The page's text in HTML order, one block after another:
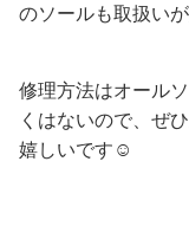
のソールも取扱い
修理方法はオール
くはないので、ぜ
嬉しいです☺